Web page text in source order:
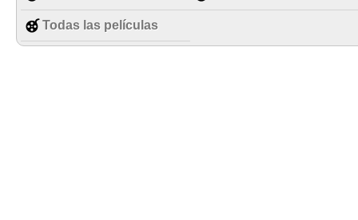
Todas las películas